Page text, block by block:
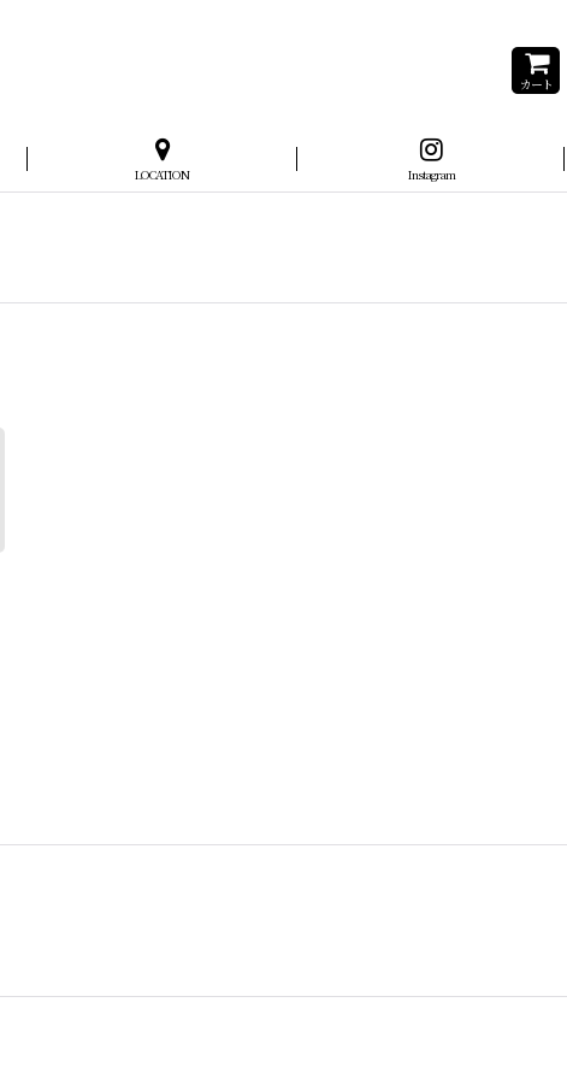
カート
LOCATION Instagram